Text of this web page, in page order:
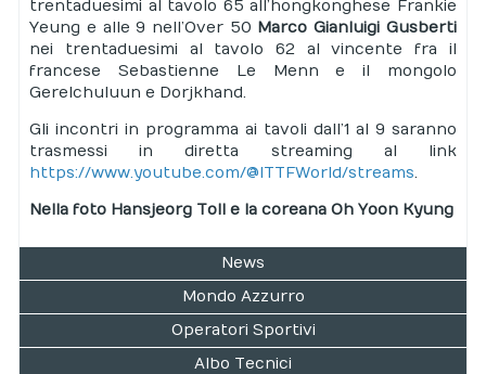
trentaduesimi al tavolo 65 all’hongkonghese Frankie
Yeung e alle 9 nell’Over 50 Marco Gianluigi Gusberti
nei trentaduesimi al tavolo 62 al vincente fra il
francese Sebastienne Le Menn e il mongolo
Gerelchuluun e Dorjkhand.
Gli incontri in programma ai tavoli dall’1 al 9 saranno
trasmessi in diretta streaming al link
https://www.youtube.com/@ITTFWorld/streams.
Nella foto Hansjeorg Toll e la coreana Oh Yoon Kyung
News
Mondo Azzurro
Operatori Sportivi
Albo Tecnici